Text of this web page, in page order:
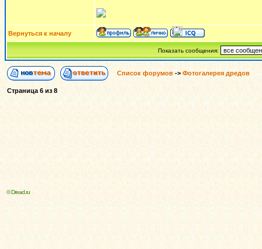
Вернуться к началу
Показать сообщения:
Список форумов -> Фотогалерея дредов
Страница6из8
© Dread.ru